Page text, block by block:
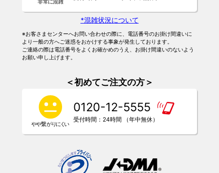
*混雑状況について
※お客さまセンターへお問い合わせの際に、電話番号のお掛け間違いに
より一般の方へご迷惑をおかけする事象が発生しております。
ご連絡の際は電話番号をよくお確かめのうえ、お掛け間違いのないよう
お願い申し上げます。
＜初めてご注文の方＞
0120-12-5555
受付時間：24時間 （年中無休）